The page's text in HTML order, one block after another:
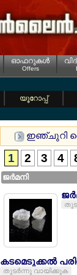
ഓഫറുകള്‍
Offers
യൂറോപ്പ്
ഇഞ്ചുറി
1 2 3 4
ജര്‍മനി
കടമെടുക്കല്‍
തുടര്‍ന്നു വായിക്കുക